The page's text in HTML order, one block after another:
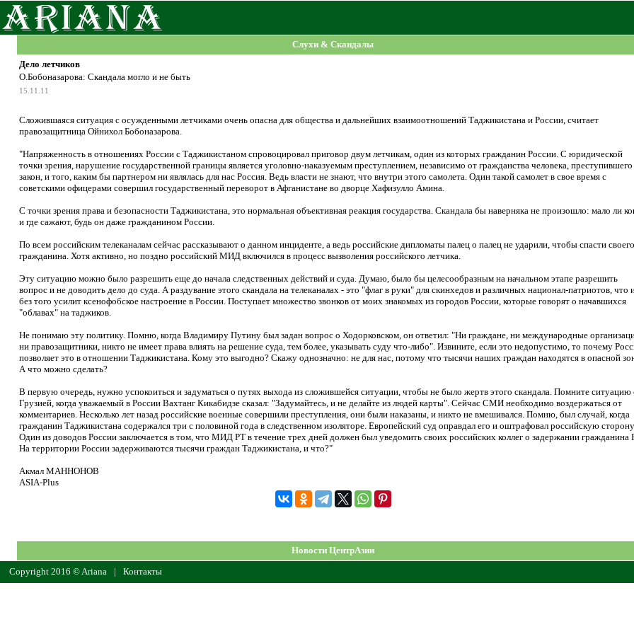
Слухи & Скандалы
Дело летчиков
О.Бобоназарова: Скандала могло и не быть
15.11.11
Сложившаяся ситуация с осужденными летчиками очень опасна для общества и дальнейших взаимоотношений Таджикистана и России, считает
правозащитница Ойнихол Бобоназарова.
"Напряженность в отношениях России с Таджикистаном спровоцировал приговор двум летчикам, один из которых гражданин России. С юридической
точки зрения, нарушение государственной границы является уголовно-наказуемым преступлением, независимо от гражданства человека, преступившего
закон, и того, каким бы партнером ни являлась для нас Россия. Ведь власти не знают, что внутри этого самолета. Один такой самолет в свое время с
советскими офицерами совершил государственный переворот в Афганистане во дворце Хафизулло Амина.
С точки зрения права и безопасности Таджикистана, это нормальная объективная реакция государства. Скандала бы наверняка не произошло: мало ли
и где сажают, будь он даже гражданином России.
По всем российским телеканалам сейчас рассказывают о данном инциденте, а ведь российские дипломаты палец о палец не ударили, чтобы спасти своего
гражданина. Хотя активно, но поздно российский МИД включился в процесс вызволения российского летчика.
Эту ситуацию можно было разрешить еще до начала следственных действий и суда. Думаю, было бы целесообразным на начальном этапе разрешить
вопрос и не доводить дело до суда. А раздувание этого скандала на телеканалах - это "флаг в руки" для скинхедов и различных национал-патриотов, что
без того усилит ксенофобское настроение в России. Поступает множество звонков от моих знакомых из городов России, которые говорят о начавшихся
"облавах" на таджиков.
Не понимаю эту политику. Помню, когда Владимиру Путину был задан вопрос о Ходорковском, он ответил: "Ни граждане, ни международные
ни правозащитники, никто не имеет права влиять на решение суда, тем более, указывать суду что-либо". Извините, если это недопустимо, то почему
позволяет это в отношении Таджикистана. Кому это выгодно? Скажу однозначно: не для нас, потому что тысячи наших граждан находятся в опасной
А что можно сделать?
В первую очередь, нужно успокоиться и задуматься о путях выхода из сложившейся ситуации, чтобы не было жертв этого скандала. Помните ситуацию
Грузией, когда уважаемый в России Вахтанг Кикабидзе сказал: "Задумайтесь, и не делайте из людей карты". Сейчас СМИ необходимо воздержаться от
комментариев. Несколько лет назад российские военные совершили преступления, они были наказаны, и никто не вмешивался. Помню, был случай, когда
гражданин Таджикистана содержался три с половиной года в следственном изоляторе. Европейский суд оправдал его и оштрафовал российскую
Один из доводов России заключается в том, что МИД РТ в течение трех дней должен был уведомить своих российских коллег о задержании гражданина
На территории России задерживаются тысячи граждан Таджикистана, и что?"
Акмал МАННОНОВ
ASIA-Plus
Новости ЦентрАзии
Copyright 2016 © Ariana | Контакты